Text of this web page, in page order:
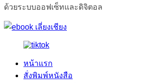
ด้วยระบบออฟเซ็ทและดิจิตอล
หน้าแรก
สั่งพิมพ์หนังสือ